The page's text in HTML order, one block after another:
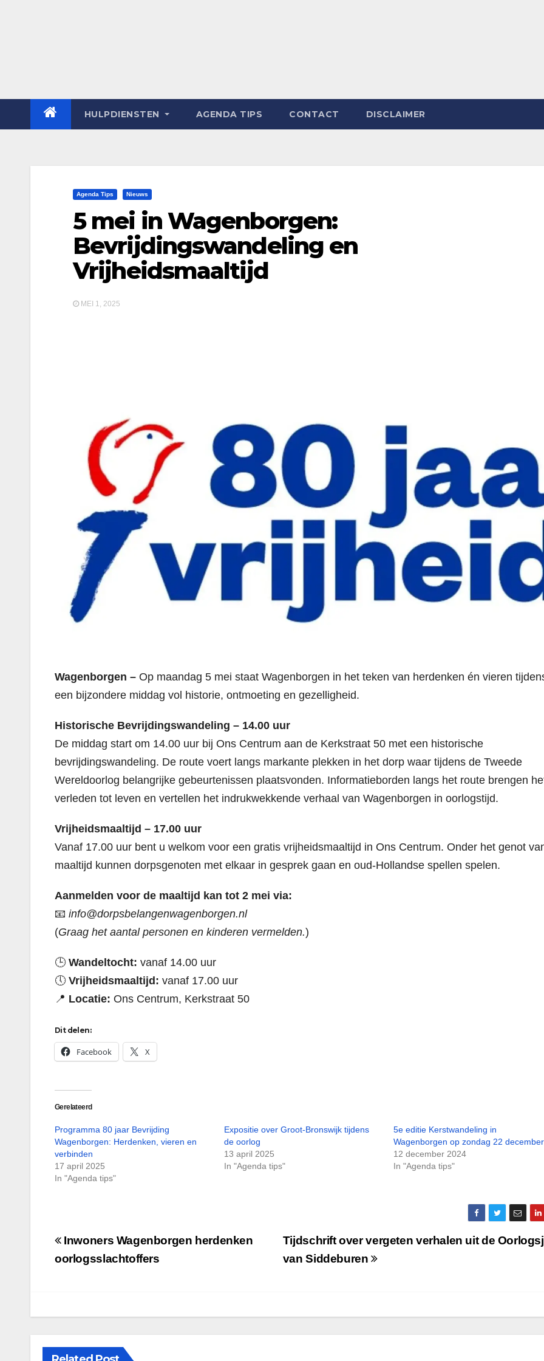
HULPDIENSTEN AGENDA TIPS CONTACT DISCLAIMER
Agenda Tips Nieuws
5 mei in Wagenborgen:
Bevrijdingswandeling en
Vrijheidsmaaltijd
MEI 1, 2025
Wagenborgen – Op maandag 5 mei staat Wagenborgen in het teken van herdenken én vieren
een bijzondere middag vol historie, ontmoeting en gezelligheid.
Historische Bevrijdingswandeling – 14.00 uur
De middag start om 14.00 uur bij Ons Centrum aan de Kerkstraat 50 met een historische
bevrijdingswandeling. De route voert langs markante plekken in het dorp waar tijdens de Tweede
Wereldoorlog belangrijke gebeurtenissen plaatsvonden. Informatieborden langs het route brengen
verleden tot leven en vertellen het indrukwekkende verhaal van Wagenborgen in oorlogstijd.
Vrijheidsmaaltijd – 17.00 uur
Vanaf 17.00 uur bent u welkom voor een gratis vrijheidsmaaltijd in Ons Centrum. Onder het genot
maaltijd kunnen dorpsgenoten met elkaar in gesprek gaan en oud-Hollandse spellen spelen.
Aanmelden voor de maaltijd kan tot 2 mei via:
📧 info@dorpsbelangenwagenborgen.nl
(Graag het aantal personen en kinderen vermelden.)
🕒 Wandeltocht: vanaf 14.00 uur
🕔 Vrijheidsmaaltijd: vanaf 17.00 uur
📍 Locatie: Ons Centrum, Kerkstraat 50
Dit delen:
Facebook X
Gerelateerd
Programma 80 jaar Bevrijding
Wagenborgen: Herdenken, vieren en
verbinden
17 april 2025
In "Agenda tips"
Expositie over Groot-Bronswijk tijdens
de oorlog
13 april 2025
In "Agenda tips"
5e editie Kerstwandeling in
Wagenborgen op zondag 22 december
12 december 2024
In "Agenda tips"
Bericht
navigatie
Tijdschrift over vergeten verhalen uit de
van Siddeburen
Inwoners Wagenborgen herdenken
oorlogsslachtoffers